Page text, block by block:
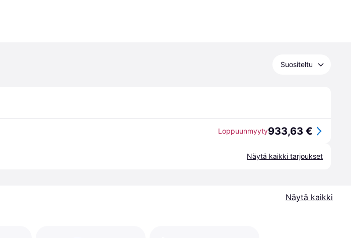
Suositeltu
Loppuunmyyty933,63 €
Näytä kaikki tarjoukset
Näytä kaikki